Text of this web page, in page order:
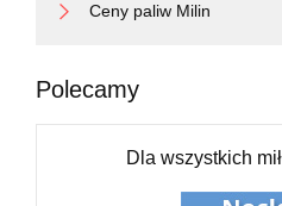
Ceny paliw Milin
Polecamy
Dla wszystkich